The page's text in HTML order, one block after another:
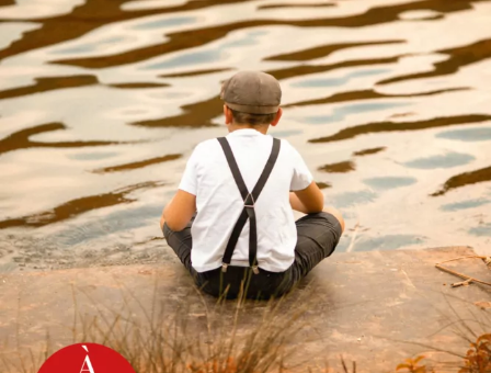
Retour à ma nature
Hervé Jaouen
28€